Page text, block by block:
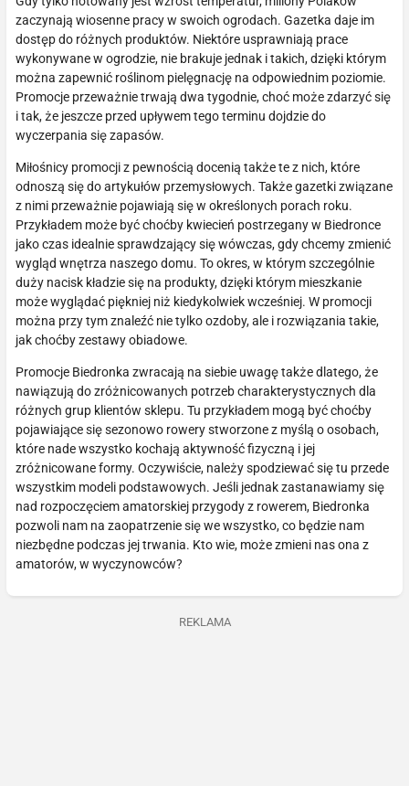
zaczynają wiosenne pracy w swoich ogrodach. Gazetka daje im
dostęp do różnych produktów. Niektóre usprawniają prace
wykonywane w ogrodzie, nie brakuje jednak i takich, dzięki którym
można zapewnić roślinom pielęgnację na odpowiednim poziomie.
Promocje przeważnie trwają dwa tygodnie, choć może zdarzyć się
i tak, że jeszcze przed upływem tego terminu dojdzie do
wyczerpania się zapasów.
Miłośnicy promocji z pewnością docenią także te z nich, które
odnoszą się do artykułów przemysłowych. Także gazetki związane
z nimi przeważnie pojawiają się w określonych porach roku.
Przykładem może być choćby kwiecień postrzegany w Biedronce
jako czas idealnie sprawdzający się wówczas, gdy chcemy zmienić
wygląd wnętrza naszego domu. To okres, w którym szczególnie
duży nacisk kładzie się na produkty, dzięki którym mieszkanie
może wyglądać piękniej niż kiedykolwiek wcześniej. W promocji
można przy tym znaleźć nie tylko ozdoby, ale i rozwiązania takie,
jak choćby zestawy obiadowe.
Promocje Biedronka zwracają na siebie uwagę także dlatego, że
nawiązują do zróżnicowanych potrzeb charakterystycznych dla
różnych grup klientów sklepu. Tu przykładem mogą być choćby
pojawiające się sezonowo rowery stworzone z myślą o osobach,
które nade wszystko kochają aktywność fizyczną i jej
zróżnicowane formy. Oczywiście, należy spodziewać się tu przede
wszystkim modeli podstawowych. Jeśli jednak zastanawiamy się
nad rozpoczęciem amatorskiej przygody z rowerem, Biedronka
pozwoli nam na zaopatrzenie się we wszystko, co będzie nam
niezbędne podczas jej trwania. Kto wie, może zmieni nas ona z
amatorów, w wyczynowców?
REKLAMA